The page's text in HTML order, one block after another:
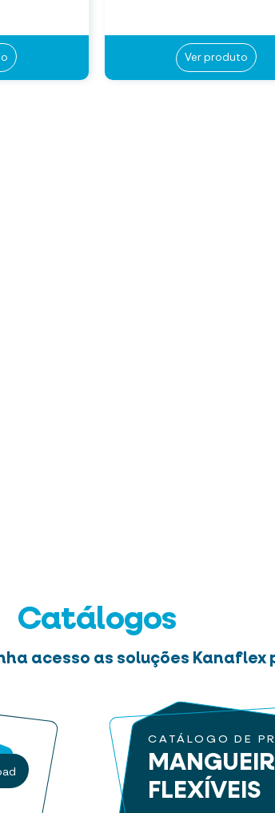
Ver produto
Catálogos
acesso as soluções Kanaflex
CATÁLOGO DE
FLEXÍVEIS